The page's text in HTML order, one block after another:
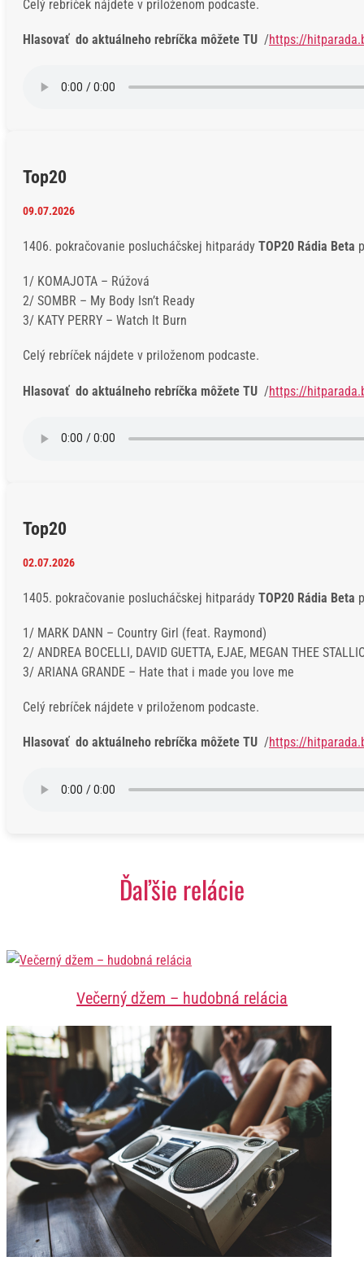
Celý rebríček nájdete v priloženom podcaste.
Hlasovať do aktuálneho rebríčka môžete TU /https://
Top20
09.07.2026
1406. pokračovanie poslucháčskej hitparády TOP20 Rádia Beta
1/ KOMAJOTA – Rúžová
2/ SOMBR – My Body Isn’t Ready
3/ KATY PERRY – Watch It Burn
Celý rebríček nájdete v priloženom podcaste.
Hlasovať do aktuálneho rebríčka môžete TU /https://
Top20
02.07.2026
1405. pokračovanie poslucháčskej hitparády TOP20 Rádia Beta
1/ MARK DANN – Country Girl (feat. Raymond)
2/ ANDREA BOCELLI, DAVID GUETTA, EJAE, MEGAN THEE
3/ ARIANA GRANDE – Hate that i made you love me
Celý rebríček nájdete v priloženom podcaste.
Hlasovať do aktuálneho rebríčka môžete TU /https://
Ďaľšie relácie
Večerný džem – hudobná relácia